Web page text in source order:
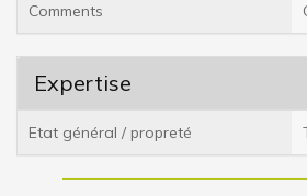
Comments
Expertise
Etat général / propreté